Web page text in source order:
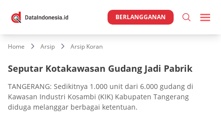
BERLANGGANAN
Home Arsip Arsip Koran
Seputar Kotakawasan Gudang Jadi Pabrik
TANGERANG: Sedikitnya 1.000 unit dari 6.000 gudang di
Kawasan Industri Kosambi (KIK) Kabupaten Tangerang
diduga melanggar berbagai ketentuan.